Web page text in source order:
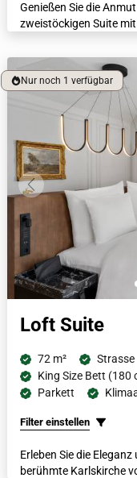
Genießen Sie die
zweistöckigen Suite
einem pittoresken
Stadt wird die Gäste
luxuriösen
Maschine verwöhnen
Nur noch 1 verfügbar
Loft Suite
72 m² Strasse
King Size Bett (180
Parkett
Filter einstellen
Erleben Sie die
berühmte Karlskirche